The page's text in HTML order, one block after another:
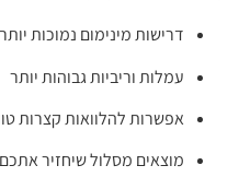
לאשראי והכנסה
שנים)
לבנקים הרגילים